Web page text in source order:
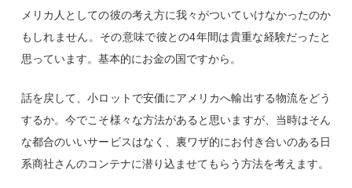
メリカ人としての彼の考え方に我々がついていけなかったのか
もしれません。その意味で彼との4年間は貴重な経験だったと
思っています。基本的にお金の国ですから。
話を戻して、小ロットで安価にアメリカへ輸出する物流をどう
するか。今でこそ様々な方法があると思いますが、当時はそん
な都合のいいサービスはなく、裏ワザ的にお付き合いのある日
系商社さんのコンテナに潜り込ませてもらう方法を考えます。